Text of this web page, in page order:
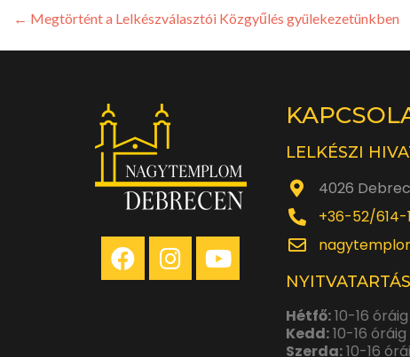
← Megtörtént a Lelkészválasztói Közgyűlés gyülekezetünkben
LELKÉSZI
4026
+36-52/614-
Hétfő:10-16 óráig
Kedd:10-16 óráig
Szerda:10-16